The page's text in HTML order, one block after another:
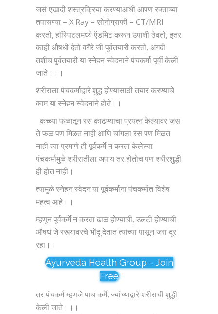
जसं एखादी शस्त्रक्रिया करण्याआधी आपण रक्ताच्या
तपासण्या – X Ray – सोनोग्राफी – CT/MRI
करतो, हॉस्पिटलमध्ये ऍडमिट करून उपाशी ठेवतो, इतर
काही औषधी देतो वगैरे जी पूर्वतयारी करतो, अगदी
तशीच पुर्वतयारी या स्नेहन स्वेदनाने पंचकर्मा पूर्वी केली
जाते।।।
शरीराला पंचकर्माद्वारे शुद्ध होण्यासाठी तयार करण्याचे
काम या स्नेहन स्वेदनाने होते।।
कच्च्या फळातून रस काढण्याचा प्रयत्न केल्यावर जस
ते फळ पण मिळत नाही आणि चांगला रस पण मिळत
नाही त्या प्रमाणे ही पूर्वकर्मे न करता केलेल्या
पंचकर्मामुळे शरीरातीला अपाय तर होतोच पण शरीरशुद्धी
ही होत नाही।
त्यामुळे स्नेहन स्वेदन या पूर्वकर्माना पंचकर्मात विशेष
महत्व आहे।।
म्हणून पूर्वकर्मे न करता ढाळ होण्याची, उलटी होण्याची
औषधं जे रस्त्यावरचे भोंदू देतात त्यांच्या पासून जरा दूर
रहा।।
Ayurveda Health Group - Join
Free
तर पंचकर्म म्हणजे पाच कर्मे, ज्यांच्याद्वारे शरीराची शुद्धी
केली जाते।।।